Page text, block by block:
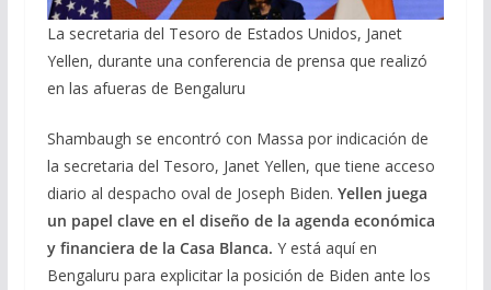
La secretaria del Tesoro de Estados Unidos, Janet
Yellen, durante una conferencia de prensa que realizó
en las afueras de Bengaluru
Shambaugh se encontró con Massa por indicación de
la secretaria del Tesoro, Janet Yellen, que tiene acceso
diario al despacho oval de Joseph Biden. Yellen juega
un papel clave en el diseño de la agenda económica
y financiera de la Casa Blanca. Y está aquí en
Bengaluru para explicitar la posición de Biden ante los